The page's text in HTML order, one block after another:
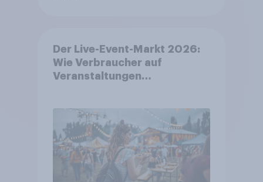
Der Live-Event-Markt 2026:
Wie Verbraucher auf
Veranstaltungen